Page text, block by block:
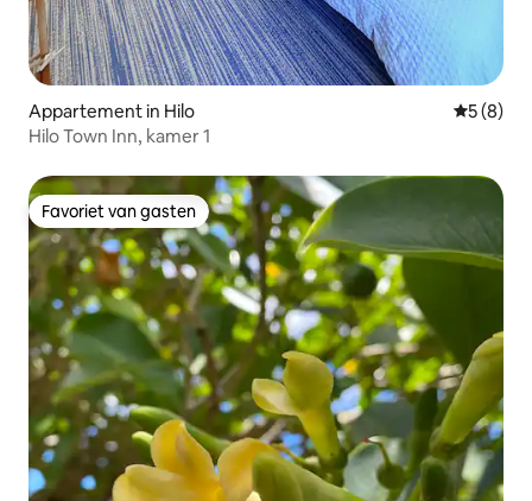
Appartement in Hilo
5 (8)
Hilo Town Inn, kamer 1
Favoriet van gasten
Favoriet van gasten